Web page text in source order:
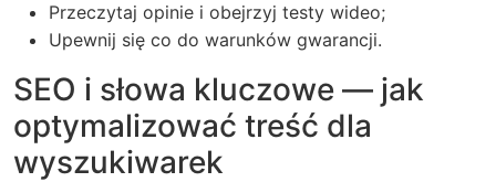
Przeczytaj opinie i obejrzyj testy wideo;
Upewnij się co do warunków gwarancji.
SEO i słowa kluczowe — jak
optymalizować treść dla
wyszukiwarek